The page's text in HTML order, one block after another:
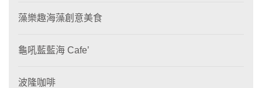
藻樂趣海藻創意美食
龜吼藍藍海 Cafe’
波隆咖啡